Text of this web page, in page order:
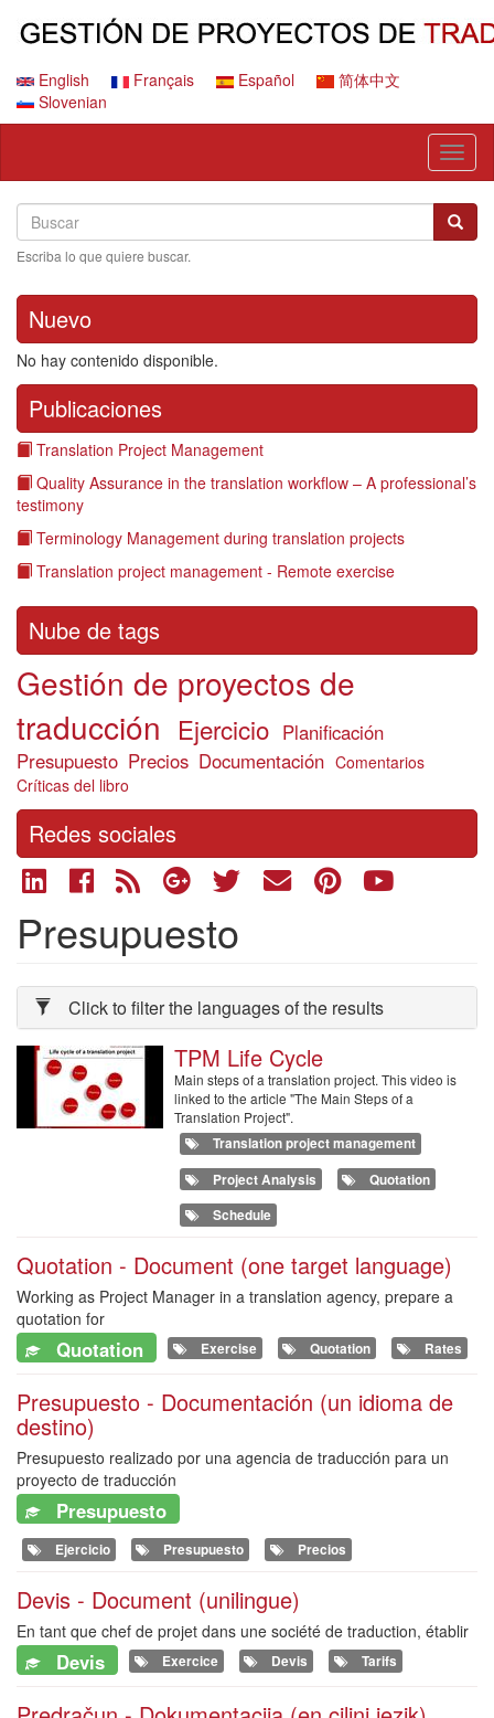
principalEnglish Français Español
简体中文
Slovenian
Search
Buscar Buscar
Escriba lo que quiere buscar.
Nuevo
No hay contenido disponible.
Publicaciones
Translation Project Management
Quality Assurance in the translation workflow – A professional’s
testimony
Terminology Management during translation projects
Translation project management - Remote exercise
Nube de tags
Gestión de proyectos de
traducción Ejercicio Planificación
Presupuesto Precios Documentación Comentarios
Críticas del libro
Redes sociales
Presupuesto
Click to filter the languages of the results
TPM Life Cycle
Main steps of a translation project. This video is
linked to the article "The Main Steps of a
Translation Project".
Translation project management
Project Analysis
Quotation
Schedule
Quotation - Document (one target language)
Working as Project Manager in a translation agency, prepare a
quotation for
Quotation Exercise Quotation Rates
Presupuesto - Documentación (un idioma de
destino)
Presupuesto realizado por una agencia de traducción para un
proyecto de traducción
Presupuesto
Ejercicio Presupuesto Precios
Devis - Document (unilingue)
En tant que chef de projet dans une société de traduction, établir
Devis Exercice Devis Tarifs